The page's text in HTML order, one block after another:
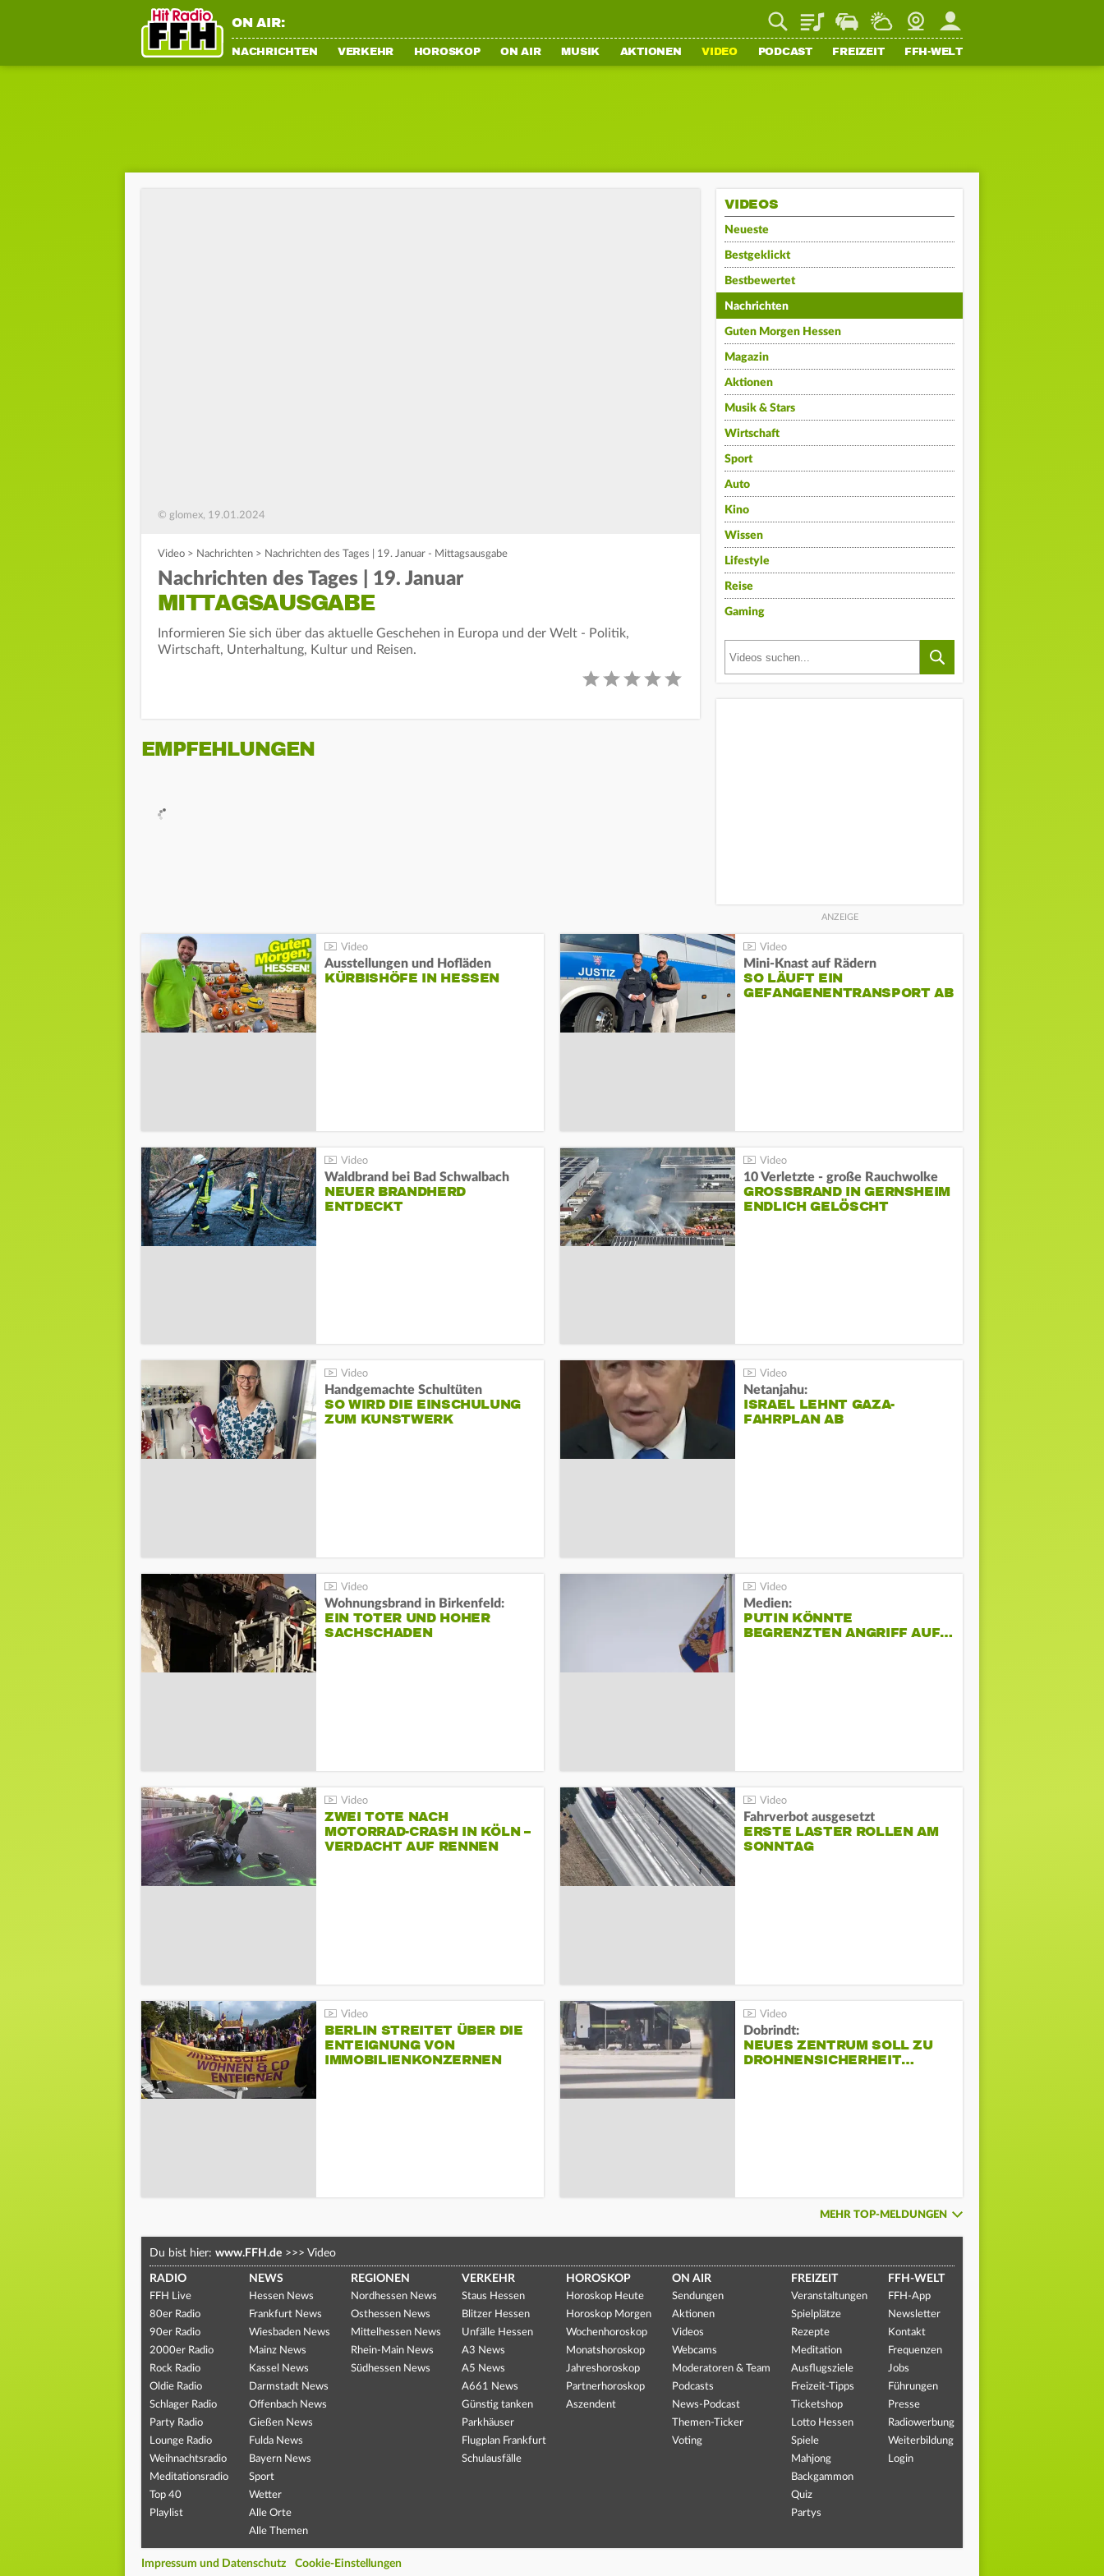
ON AIR: PlaylistStaupilotWetterWebcamMein FFH
NACHRICHTEN VERKEHR HOROSKOP ON AIR MUSIK AKTIONEN VIDEO PODCAST FREIZEIT FFH-WELT
© glomex, 19.01.2024
Video > Nachrichten > Nachrichten des Tages | 19. Januar - Mittagsausgabe
Nachrichten des Tages | 19. Januar
MITTAGSAUSGABE
Informieren Sie sich über das aktuelle Geschehen in Europa und der Welt - Politik,
Wirtschaft, Unterhaltung, Kultur und Reisen.
EMPFEHLUNGEN
VIDEOS
Neueste
Bestgeklickt
Bestbewertet
Nachrichten
Guten Morgen Hessen
Magazin
Aktionen
Musik & Stars
Wirtschaft
Sport
Auto
Kino
Wissen
Lifestyle
Reise
Gaming
Ausstellungen und Hofläden
KÜRBISHÖFE IN HESSEN
Mini-Knast auf Rädern
SO LÄUFT EIN
GEFANGENENTRANSPORT AB
Waldbrand bei Bad Schwalbach
NEUER BRANDHERD
ENTDECKT
10 Verletzte - große Rauchwolke
GROSSBRAND IN GERNSHEIM E
NDLICH GELÖSCHT
Handgemachte Schultüten
SO WIRD DIE EINSCHULUNG
ZUM KUNSTWERK
Netanjahu:
ISRAEL LEHNT GAZA-
FAHRPLAN AB
Wohnungsbrand in Birkenfeld:
EIN TOTER UND HOHER
SACHSCHADEN
Medien:
PUTIN KÖNNTE
BEGRENZTEN ANGRIFF AUF…
ZWEI TOTE NACH
MOTORRAD-CRASH IN KÖLN –
VERDACHT AUF RENNEN
Fahrverbot ausgesetzt
ERSTE LASTER ROLLEN AM
SONNTAG
BERLIN STREITET ÜBER DIE
ENTEIGNUNG VON
IMMOBILIENKONZERNEN
Dobrindt:
NEUES ZENTRUM SOLL ZU
DROHNENSICHERHEIT…
MEHR TOP-MELDUNGEN
Du bist hier: www.FFH.de >>> Video
RADIO
FFH Live
80er Radio
90er Radio
2000er Radio
Rock Radio
Oldie Radio
Schlager Radio
Party Radio
Lounge Radio
Weihnachtsradio
Meditationsradio
Top 40
Playlist
NEWS
Hessen News
Frankfurt News
Wiesbaden News
Mainz News
Kassel News
Darmstadt News
Offenbach News
Gießen News
Fulda News
Bayern News
Sport
Wetter
Alle Orte
Alle Themen
REGIONEN
Nordhessen News
Osthessen News
Mittelhessen News
Rhein-Main News
Südhessen News
VERKEHR
Staus Hessen
Blitzer Hessen
Unfälle Hessen
A3 News
A5 News
A661 News
Günstig tanken
Parkhäuser
Flugplan Frankfurt
Schulausfälle
HOROSKOP
Horoskop Heute
Horoskop Morgen
Wochenhoroskop
Monatshoroskop
Jahreshoroskop
Partnerhoroskop
Aszendent
ON AIR
Sendungen
Aktionen
Videos
Webcams
Moderatoren & Team
Podcasts
News-Podcast
Themen-Ticker
Voting
FREIZEIT
Veranstaltungen
Spielplätze
Rezepte
Meditation
Ausflugsziele
Freizeit-Tipps
Ticketshop
Lotto Hessen
Spiele
Mahjong
Backgammon
Quiz
Partys
FFH-WELT
FFH-App
Newsletter
Kontakt
Frequenzen
Jobs
Führungen
Presse
Radiowerbung
Weiterbildung
Login
Impressum und Datenschutz Cookie-Einstellungen